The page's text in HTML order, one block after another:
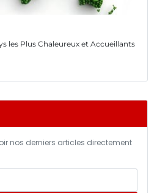
les Plus Chaleureux et Accueillants
nos derniers articles directement